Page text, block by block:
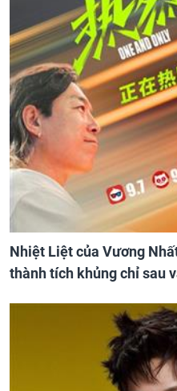
Nhiệt Liệt của Vương
thành tích khủng chỉ sau